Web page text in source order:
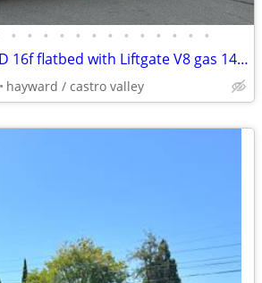
• • • • • • • • • • • • •
2012 ISUZU NPR HD 16f flatbed with Liftgate V8 gas 146k
hayward / castro valley